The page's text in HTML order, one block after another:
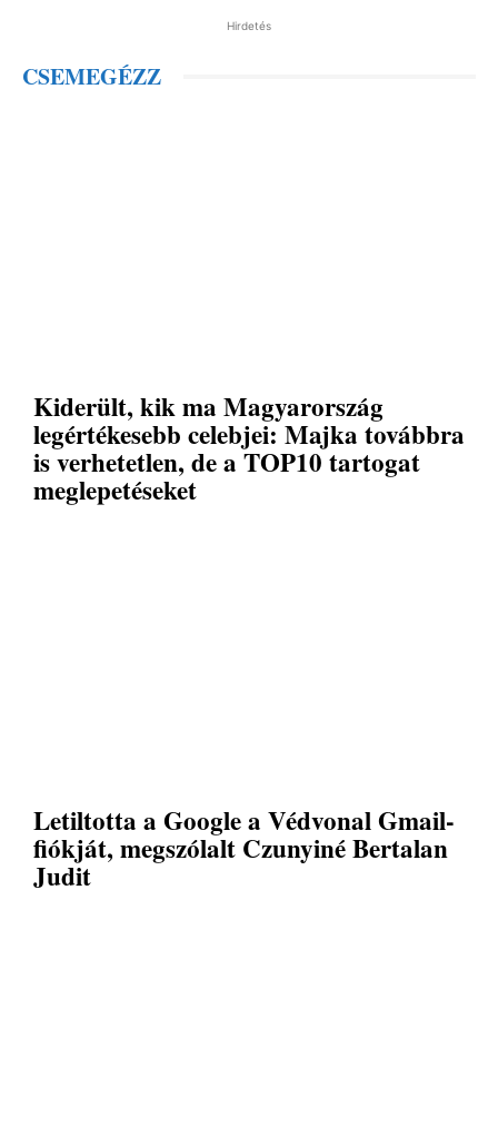
Hirdetés
CSEMEGÉZZ
Kiderült, kik ma Magyarország
legértékesebb celebjei: Majka továbbra
is verhetetlen, de a TOP10 tartogat
meglepetéseket
Letiltotta a Google a Védvonal Gmail-
fiókját, megszólalt Czunyiné Bertalan
Judit